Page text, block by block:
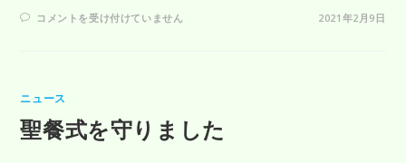
コメントを受け付けていません 2021年2月9日
ニュース
聖餐式を守りました